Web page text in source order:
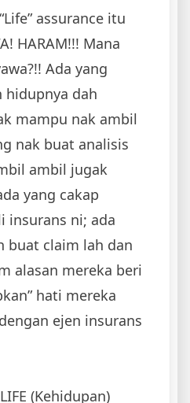
assurance itu
HARAM!!! Mana
Ada yang
hidupnya dah
mampu nak ambil
nak buat analisis
ambil jugak
yang cakap
insurans ni; ada
buat claim lah dan
alasan mereka beri
hati mereka
ejen insurans
(Kehidupan)